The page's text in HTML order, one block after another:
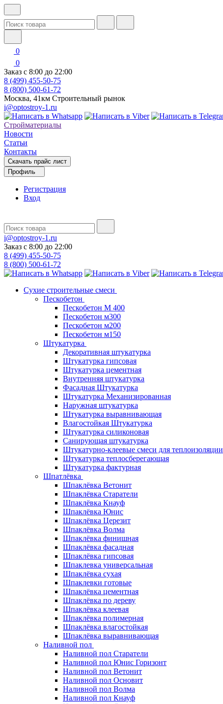
0
0
Заказ с 8:00 до 22:00
8 (499) 455-50-75
8 (800) 500-61-72
Москва, 41км Строительный рынок
i@optostroy-1.ru
Стройматериалы
Новости
Статьи
Контакты
Скачать прайс лист
Профиль
Регистрация
Вход
i@optostroy-1.ru
Заказ с 8:00 до 22:00
8 (499) 455-50-75
8 (800) 500-61-72
Сухие строительные смеси
Пескобетон
Пескобетон М 400
Пескобетон м300
Пескобетон м200
Пескобетон м150
Штукатурка
Декоративная штукатурка
Штукатурка гипсовая
Штукатурка цементная
Внутренняя штукатурка
Фасадная Штукатурка
Штукатурка Механизированная
Наружная штукатурка
Штукатурка выравнивающая
Влагостойкая Штукатурка
Штукатурка силиконовая
Санирующая штукатурка
Штукатурно-клеевые смеси для теплоизоляции
Штукатурка теплосберегающая
Штукатурка фактурная
Шпатлёвка
Шпаклёвка Ветонит
Шпаклёвка Старатели
Шпаклёвка Кнауф
Шпаклёвка Юнис
Шпаклёвка Церезит
Шпаклёвка Волма
Шпаклёвка финишная
Шпаклёвка фасадная
Шпаклёвка гипсовая
Шпаклевка универсальная
Шпаклёвка сухая
Шпаклевки готовые
Шпаклёвка цементная
Шпаклёвка по дереву
Шпаклёвка клеевая
Шпаклёвка полимерная
Шпаклёвка влагостойкая
Шпаклёвка выравнивающая
Наливной пол
Наливной пол Старатели
Наливной пол Юнис Горизонт
Наливной пол Ветонит
Наливной пол Основит
Наливной пол Волма
Наливной пол Кнауф